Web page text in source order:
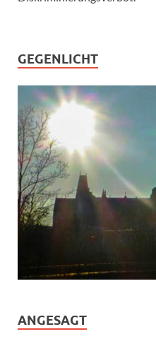
GEGENLICHT
ANGESAGT